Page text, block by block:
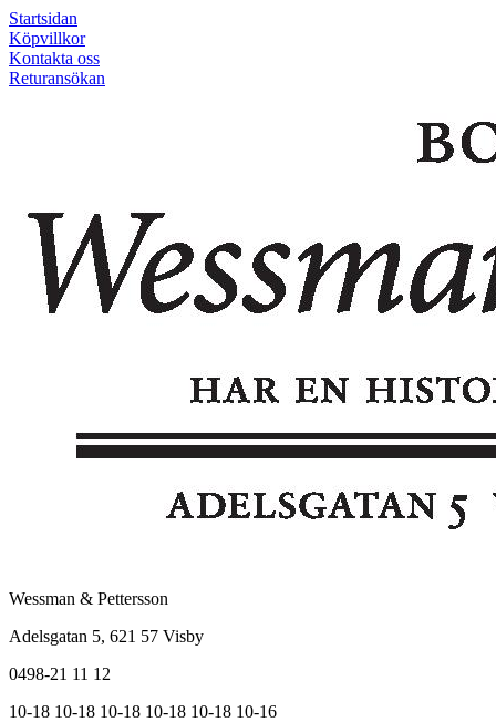
Startsidan
Köpvillkor
Kontakta oss
Returansökan
Wessman & Pettersson
Adelsgatan 5, 621 57 Visby
0498-21 11 12
10-18 10-18 10-18 10-18 10-18 10-16